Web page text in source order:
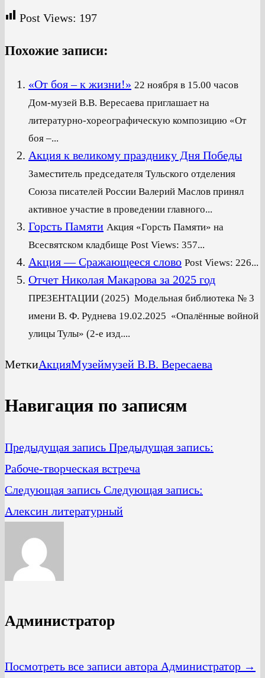
Post Views: 197
Похожие записи:
«От боя – к жизни!» 22 ноября в 15.00 часов
Дом-музей В.В. Вересаева приглашает на
литературно-хореографическую композицию «От
боя –...
Акция к великому празднику Дня Победы
Заместитель председателя Тульского отделения
Союза писателей России Валерий Маслов принял
активное участие в проведении главного...
Горсть Памяти Акция «Горсть Памяти» на
Всесвятском кладбище Post Views: 357...
Акция — Сражающееся слово Post Views: 226...
Отчет Николая Макарова за 2025 год
ПРЕЗЕНТАЦИИ (2025) Модельная библиотека № 3
имени В. Ф. Руднева 19.02.2025 «Опалённые войной
улицы Тулы» (2-е изд....
МеткиАкцияМузеймузей В.В. Вересаева
Навигация по записям
Предыдущая запись Предыдущая запись:
Рабоче-творческая встреча
Следующая запись Следующая запись:
Алексин литературный
Администратор
Посмотреть все записи автора Администратор →